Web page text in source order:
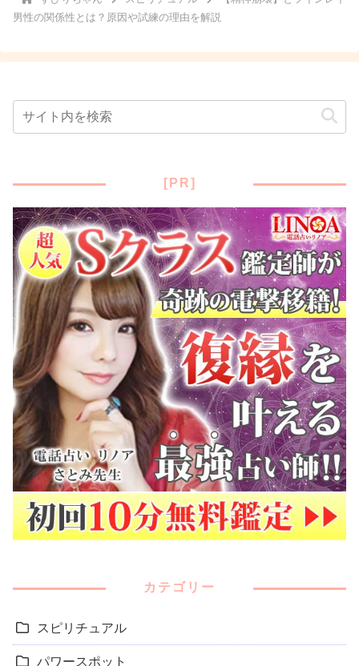
男性の関係性とは？原因や試練の理由を解説
[PR]
カテゴリー
スピリチュアル
パワースポット